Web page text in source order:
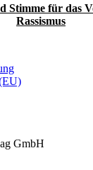
Stimme für das
Rassismus
GmbH